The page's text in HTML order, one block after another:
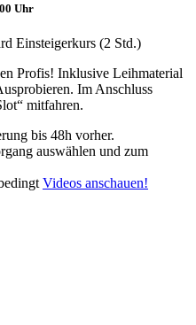
Uhr
Einsteigerkurs (2 Std.)
Profis! Inklusive Leihmaterial
Im Anschluss
mitfahren.
bis 48h vorher.
auswählen und zum
Videos anschauen!